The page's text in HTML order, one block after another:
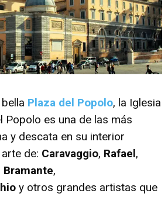
Plaza del Popolo, la Iglesia
Popolo es una de las más
y descata en su interior
de: Caravaggio, Rafael,
Bramante,
y otros grandes artistas que